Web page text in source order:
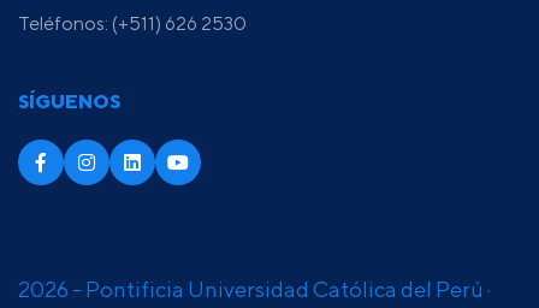
Teléfonos: (+511) 626 2530
SÍGUENOS
2026 - Pontificia Universidad Católica del Perú ·